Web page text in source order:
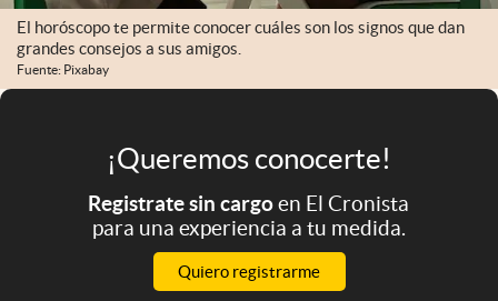
abre en nueva pestaña
Argentina
El horóscopo te permite conocer cuáles son los signos que dan
grandes consejos a sus amigos.
Fuente: Pixabay
¡Queremos conocerte!
Registrate sin cargoen El Cronista
para una experiencia a tu medida.
Quiero registrarme